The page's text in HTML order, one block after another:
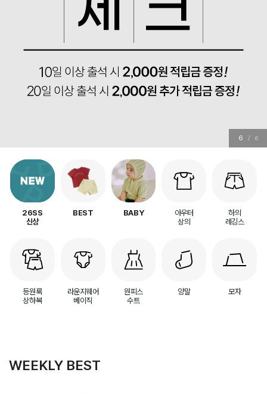
6 / 6
26SS
신상
BEST BABY
아우터
상의
하의
레깅스
등원룩
상하복
라운지웨어
베이직
원피스
수트
양말 모자
WEEKLY BEST